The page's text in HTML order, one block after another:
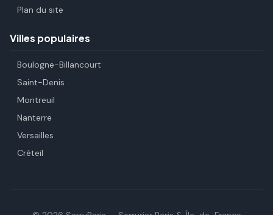
Plan du site
Villes populaires
Boulogne-Billancourt
Saint-Denis
Montreuil
Nanterre
Versailles
Créteil